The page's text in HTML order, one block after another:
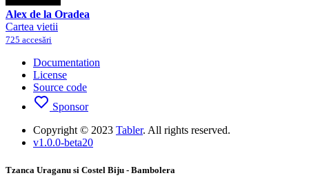
Alex de la Oradea
Cartea vietii
725 accesări
Documentation
License
Source code
Sponsor
Copyright © 2023 Tabler. All rights reserved.
v1.0.0-beta20
Tzanca Uraganu si Costel Biju - Bambolera